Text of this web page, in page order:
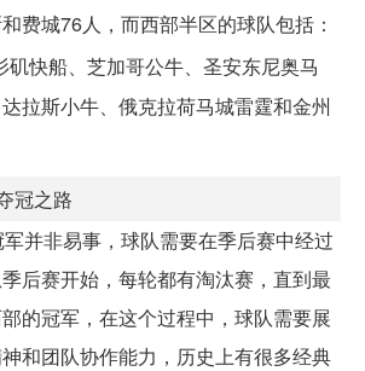
费城76人，而西部半区的球队包括：
矶快船、芝加哥公牛、圣安东尼奥马
拉斯小牛、俄克拉荷马城雷霆和金州
冠之路
并非易事，球队需要在季后赛中经过
后赛开始，每轮都有淘汰赛，直到最
的冠军，在这个过程中，球队需要展
和团队协作能力，历史上有很多经典